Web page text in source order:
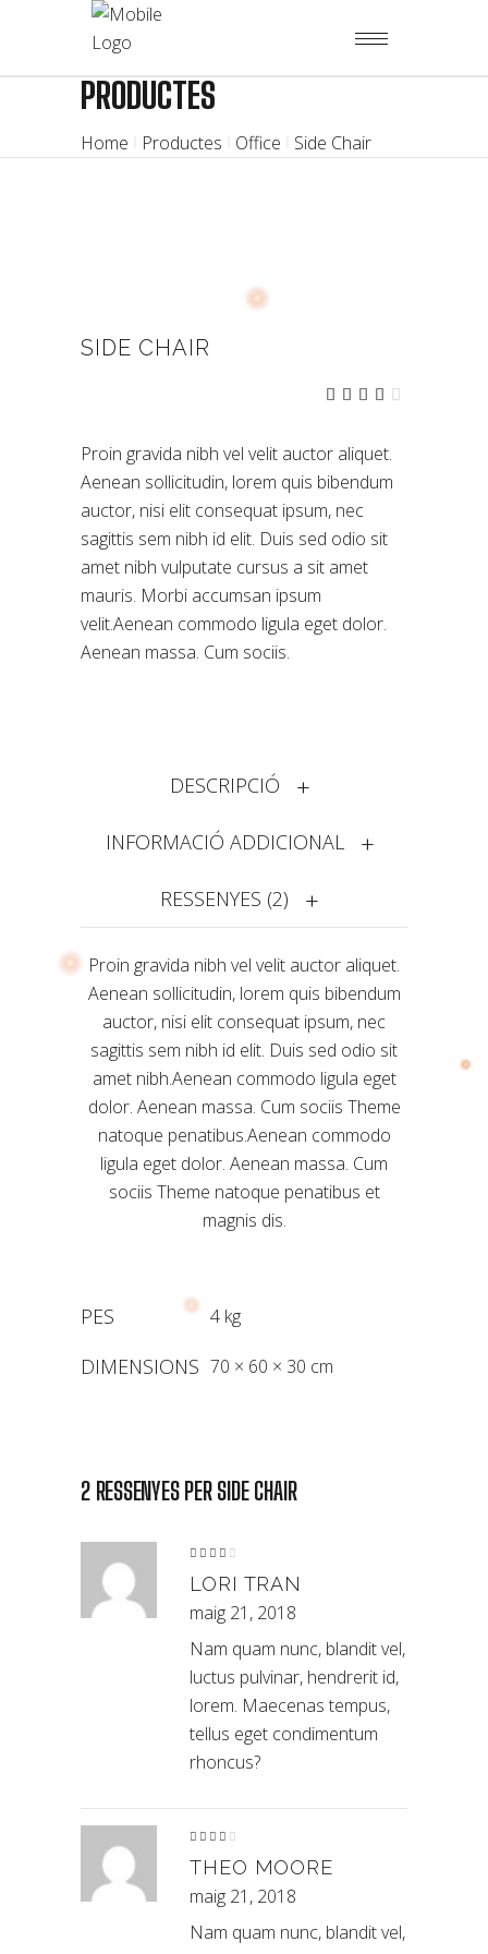
PRODUCTES
Home Productes Office Side Chair
SIDE CHAIR
5 en
funció
de
valoracions
de
Proin gravida nibh vel velit auctor aliquet.
Aenean sollicitudin, lorem quis bibendum
auctor, nisi elit consequat ipsum, nec
sagittis sem nibh id elit. Duis sed odio sit
amet nibh vulputate cursus a sit amet
mauris. Morbi accumsan ipsum
velit.Aenean commodo ligula eget dolor.
Aenean massa. Cum sociis.
DESCRIPCIÓ
INFORMACIÓ ADDICIONAL
RESSENYES (2)
Proin gravida nibh vel velit auctor aliquet.
Aenean sollicitudin, lorem quis bibendum
auctor, nisi elit consequat ipsum, nec
sagittis sem nibh id elit. Duis sed odio sit
amet nibh.Aenean commodo ligula eget
dolor. Aenean massa. Cum sociis Theme
natoque penatibus.Aenean commodo
ligula eget dolor. Aenean massa. Cum
sociis Theme natoque penatibus et
magnis dis.
PES 4 kg
DIMENSIONS 70 × 60 × 30 cm
2 RESSENYES PERSIDE CHAIR
4
de
5
LORI TRAN
maig 21, 2018
Nam quam nunc, blandit vel,
luctus pulvinar, hendrerit id,
lorem. Maecenas tempus,
tellus eget condimentum
rhoncus?
4de
5
THEO MOORE
maig 21, 2018
Nam quam nunc, blandit vel,